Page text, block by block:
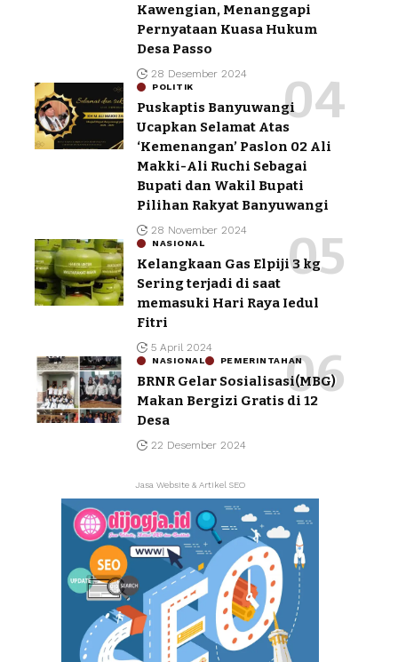
Kawengian, Menanggapi
Pernyataan Kuasa Hukum
Desa Passo
28 Desember 2024
POLITIK
Puskaptis Banyuwangi
Ucapkan Selamat Atas
‘Kemenangan’ Paslon 02 Ali
Makki-Ali Ruchi Sebagai
Bupati dan Wakil Bupati
Pilihan Rakyat Banyuwangi
28 November 2024
NASIONAL
Kelangkaan Gas Elpiji 3 kg
Sering terjadi di saat
memasuki Hari Raya Iedul
Fitri
5 April 2024
NASIONAL PEMERINTAHAN
BRNR Gelar Sosialisasi(MBG)
Makan Bergizi Gratis di 12
Desa
22 Desember 2024
Jasa Website & Artikel SEO